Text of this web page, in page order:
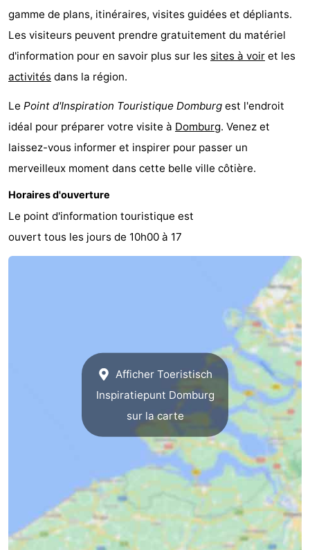
Zwin
gamme de plans, itinéraires, visites guidées et dépliants.
Les visiteurs peuvent prendre gratuitement du matériel
d'information pour en savoir plus sur les sites à voir et les
activités dans la région.
Le Point d'Inspiration Touristique Domburg est l'endroit
idéal pour préparer votre visite à Domburg. Venez et
laissez-vous informer et inspirer pour passer un
merveilleux moment dans cette belle ville côtière.
Horaires d'ouverture
Le point d'information touristique est
ouvert tous les jours de 10h00 à 17
Afficher Toeristisch
Inspiratiepunt Domburg
sur la carte